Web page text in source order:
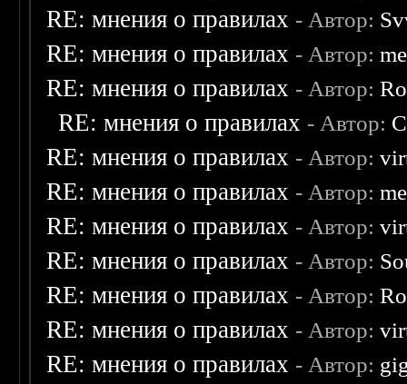
RE: мнения о правилах - Автор:
RE: мнения о правилах - Автор:
RE: мнения о правилах - Автор:
RE: мнения о правилах - Автор:
RE: мнения о правилах - Автор:
RE: мнения о правилах - Автор:
RE: мнения о правилах - Автор:
RE: мнения о правилах - Автор:
RE: мнения о правилах - Автор:
RE: мнения о правилах - Автор:
RE: мнения о правилах - Автор: